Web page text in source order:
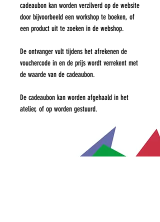
cadeaubon kan worden verzilverd op de website
door bijvoorbeeld een workshop te boeken, of
een product uit te zoeken in de webshop.
De ontvanger vult tijdens het afrekenen de
vouchercode in en de prijs wordt verrekent met
de waarde van de cadeaubon.
De cadeaubon kan worden afgehaald in het
atelier, of op worden gestuurd.